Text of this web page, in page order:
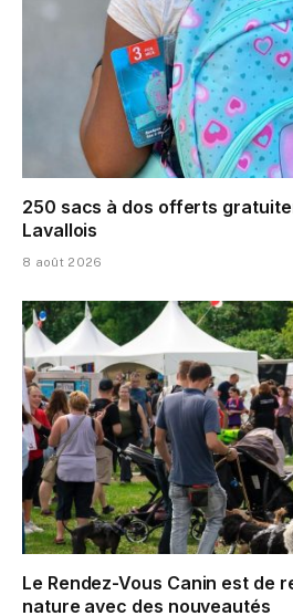
250 sacs à dos offerts
Lavallois
8 août 2026
Le Rendez-Vous Canin est de
nature avec des nouveautés